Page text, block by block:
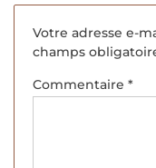
Votre adresse e-
champs
Commentaire *